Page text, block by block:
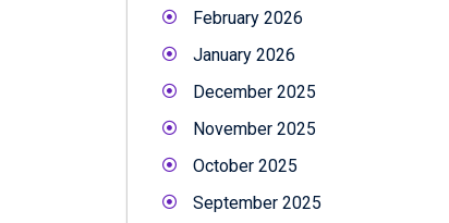
February 2026
January 2026
December 2025
November 2025
October 2025
September 2025